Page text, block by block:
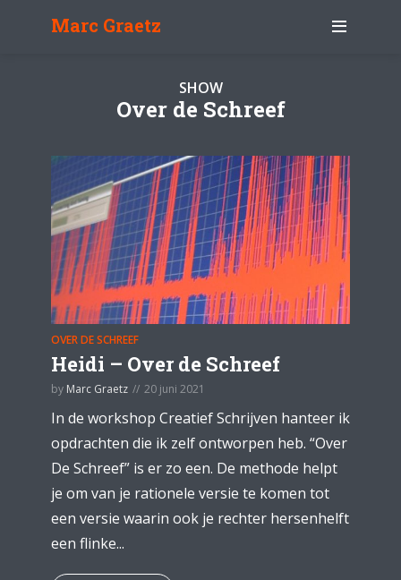
Marc Graetz
SHOW
Over de Schreef
OVER DE SCHREEF
Heidi – Over de Schreef
by Marc Graetz 20 juni 2021
In de workshop Creatief Schrijven hanteer ik
opdrachten die ik zelf ontworpen heb. “Over
De Schreef” is er zo een. De methode helpt
je om van je rationele versie te komen tot
een versie waarin ook je rechter hersenhelft
een flinke...